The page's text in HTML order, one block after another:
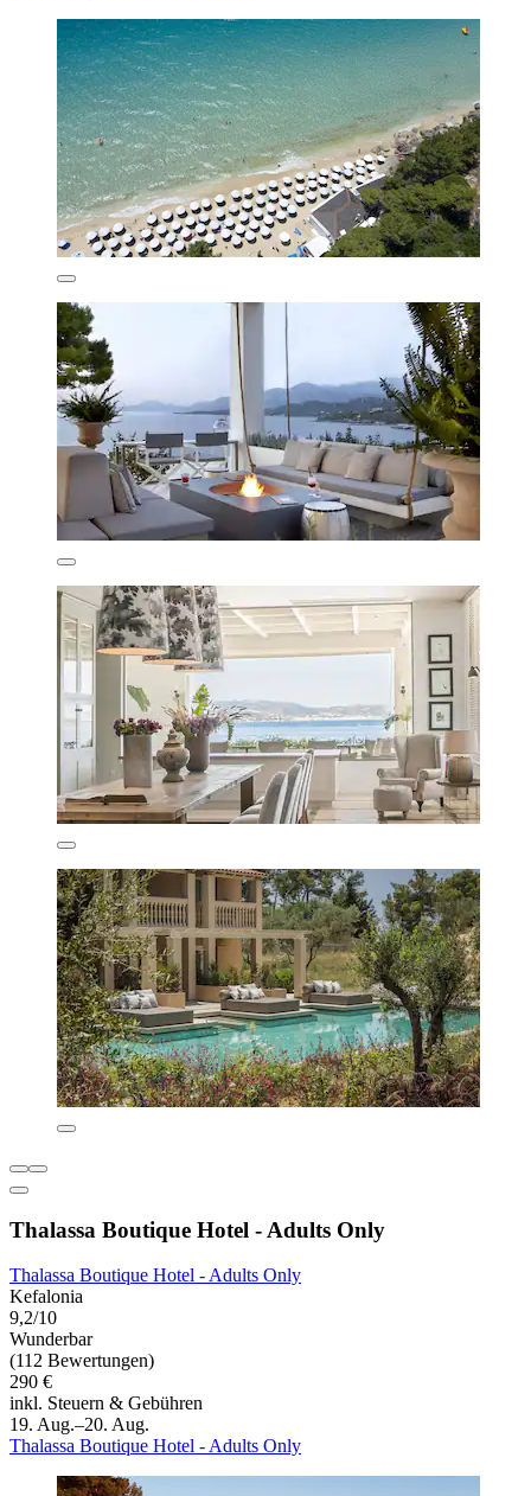
Thalassa Boutique Hotel - Adults Only
Thalassa Boutique Hotel - Adults Only
Kefalonia
9,2/10
Wunderbar
(112 Bewertungen)
290 €
inkl. Steuern & Gebühren
19. Aug.–20. Aug.
Thalassa Boutique Hotel - Adults Only